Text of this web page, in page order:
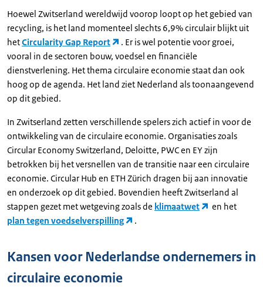
Hoewel Zwitserland wereldwijd voorop loopt op het gebied van
recycling, is het land momenteel slechts 6,9% circulair blijkt uit
hetCircularity Gap Report
. Er is wel potentie voor groei,
vooral in de sectoren bouw, voedsel en financiële
dienstverlening. Het thema circulaire economie staat dan ook
hoog op de agenda. Het land ziet Nederland als toonaangevend
op dit gebied.
In Zwitserland zetten verschillende spelers zich actief in voor de
ontwikkeling van de circulaire economie. Organisaties zoals
Circular Economy Switzerland, Deloitte, PWC en EY zijn
betrokken bij het versnellen van de transitie naar een circulaire
economie. Circular Hub en ETH Zürich dragen bij aan innovatie
en onderzoek op dit gebied. Bovendien heeft Zwitserland al
stappen gezet met wetgeving zoals de klimaatwet
en het
plan tegen voedselverspilling
.
Kansen voor Nederlandse ondernemers in
circulaire economie